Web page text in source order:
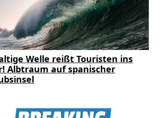
Welle reißt Touristen ins
Albtraum auf spanischer